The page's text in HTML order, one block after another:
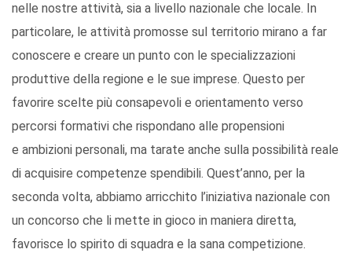
nelle nostre attività, sia a livello nazionale che locale. In
particolare, le attività promosse sul territorio mirano a far
conoscere e creare un punto con le specializzazioni
produttive della regione e le sue imprese. Questo per
favorire scelte più consapevoli e orientamento verso
percorsi formativi che rispondano alle propensioni
e ambizioni personali, ma tarate anche sulla possibilità reale
di acquisire competenze spendibili. Quest’anno, per la
seconda volta, abbiamo arricchito l’iniziativa nazionale con
un concorso che li mette in gioco in maniera diretta,
favorisce lo spirito di squadra e la sana competizione.